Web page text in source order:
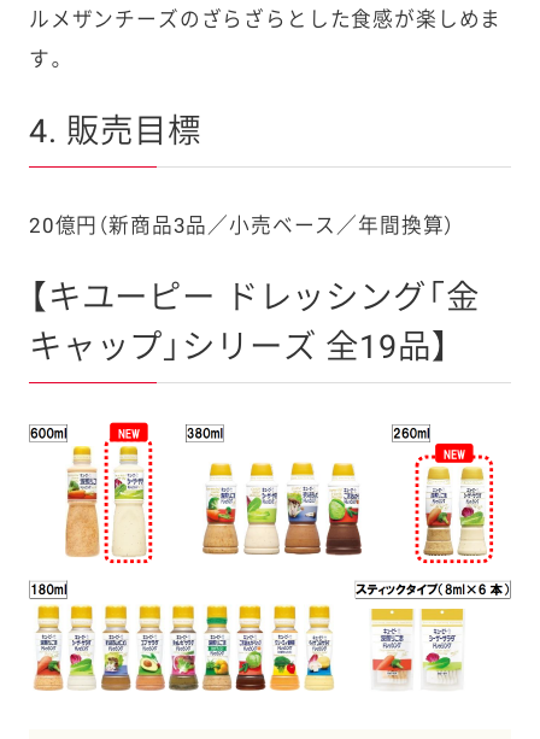
ルメザンチーズのざらざらとした食感が楽しめま
す。
4. 販売目標
20億円（新商品3品／小売ベース／年間換算）
【キユーピー ドレッシング「金
キャップ」シリーズ 全19品】